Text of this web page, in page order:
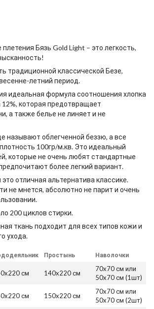
Бязь Gold Light – это легкость,
традиционной классической Безе,
летний период.
идеальная формула соотношения хлопка
12%, которая предотвращает
а также белье не линяет и не
называют облегченной беззю, а все
100гр/м.кв. Это идеальный
которые не очень любят стандартные
более легкий вариант.
отличная альтернатива классике.
не мнется, абсолютно не парит и очень
200 циклов стирки.
ткань подходит для всех типов кожи и
ухода.
Простынь Наволочки
см 140x220 см
70x70 см или
50x70 см (1шт)
см 150x220 см
70x70 см или
50x70 см (2шт)